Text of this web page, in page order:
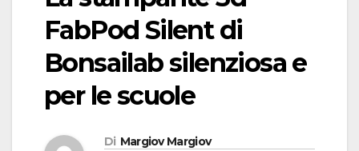
FabPod Silent di
Bonsailab silenziosa e
per le scuole
Di Margiov Margiov